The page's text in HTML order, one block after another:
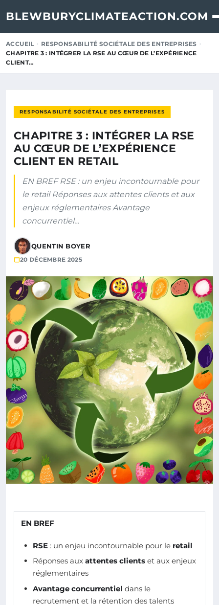
BLEWBURYCLIMATEACTION.COM
ACCUEIL
RESPONSABILITÉ SOCIÉTALE DES ENTREPRISES
CHAPITRE 3 : INTÉGRER LA RSE AU CŒUR DE L’EXPÉRIENCE
CLIENT…
RESPONSABILITÉ SOCIÉTALE DES ENTREPRISES
CHAPITRE 3 : INTÉGRER LA RSE
AU CŒUR DE L’EXPÉRIENCE
CLIENT EN RETAIL
EN BREF RSE : un enjeu incontournable pour
le retail Réponses aux attentes clients et aux
enjeux réglementaires Avantage
concurrentiel…
QUENTIN BOYER
20 DÉCEMBRE 2025
EN BREF
RSE : un enjeu incontournable pour le retail
Réponses aux attentes clients et aux enjeux
réglementaires
Avantage concurrentiel dans le
recrutement et la rétention des talents